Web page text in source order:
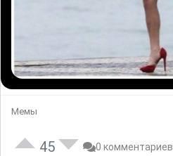
Мемы
45 0 комментариев